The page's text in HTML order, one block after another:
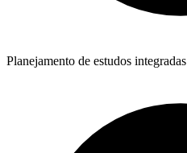
Planejamento de estudos integradas